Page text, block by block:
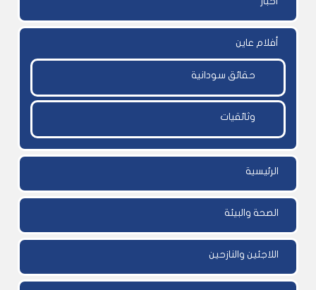
أفلام عاين
حقائق سودانية
وثائقيات
الرئيسية
الصحة والبيئة
اللاجئين والنازحين